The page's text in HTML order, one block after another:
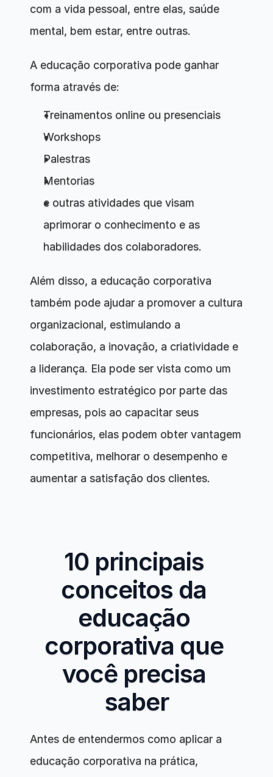
com a vida pessoal, entre elas, saúde
mental, bem estar, entre outras.
A educação corporativa pode ganhar
forma através de:
Treinamentos online ou presenciais
Workshops
Palestras
Mentorias
e outras atividades que visam
aprimorar o conhecimento e as
habilidades dos colaboradores.
Além disso, a educação corporativa
também pode ajudar a promover a cultura
organizacional, estimulando a
colaboração, a inovação, a criatividade e
a liderança. Ela pode ser vista como um
investimento estratégico por parte das
empresas, pois ao capacitar seus
funcionários, elas podem obter vantagem
competitiva, melhorar o desempenho e
aumentar a satisfação dos clientes.
10 principais
conceitos da
educação
corporativa que
você precisa
saber
Antes de entendermos como aplicar a
educação corporativa na prática,